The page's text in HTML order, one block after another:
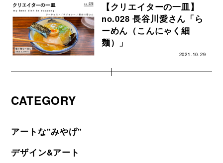
【クリエイターの一皿】
no.028 長谷川愛さん「ら
ーめん（こんにゃく細
麺）」
2021.10.29
CATEGORY
アートな"みやげ"
デザイン&アート